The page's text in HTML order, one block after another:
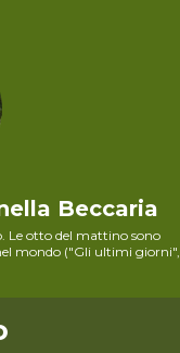
Beccaria
Le otto del mattino sono
mondo ("Gli ultimi giorni",